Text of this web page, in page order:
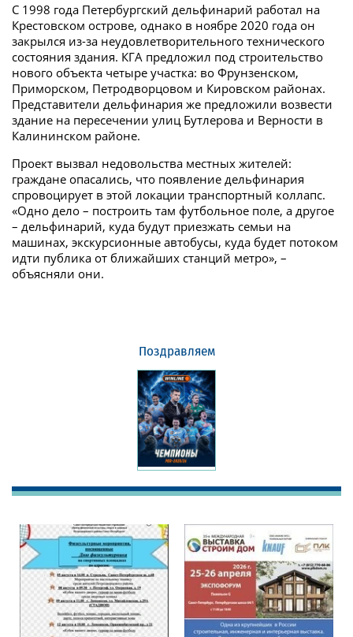
С 1998 года Петербургский дельфинарий работал на
Крестовском острове, однако в ноябре 2020 года он
закрылся из-за неудовлетворительного технического
состояния здания. КГА предложил под строительство
нового объекта четыре участка: во Фрунзенском,
Приморском, Петродворцовом и Кировском районах.
Представители дельфинария же предложили возвести
здание на пересечении улиц Бутлерова и Верности в
Калининском районе.
Проект вызвал недовольства местных жителей:
граждане опасались, что появление дельфинария
спровоцирует в этой локации транспортный коллапс.
«Одно дело – построить там футбольное поле, а другое
– дельфинарий, куда будут приезжать семьи на
машинах, экскурсионные автобусы, куда будет потоком
идти публика от ближайших станций метро», –
объясняли они.
Поздравляем